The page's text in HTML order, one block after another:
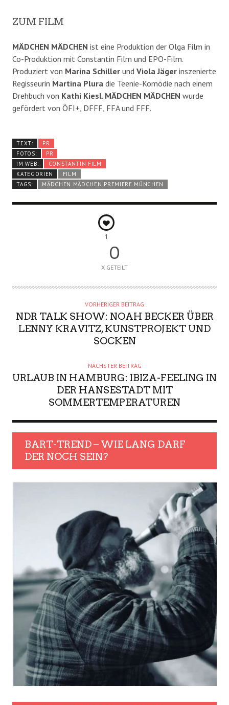
ZUM FILM
MÄDCHEN MÄDCHEN ist eine Produktion der Olga Film in
Co-Produktion mit Constantin Film und EPO-Film.
Produziert von Marina Schiller und Viola Jäger inszenierte
Regisseurin Martina Plura die Teenie-Komödie nach einem
Drehbuch von Kathi Kiesl. MÄDCHEN MÄDCHEN wurde
gefördert von ÖFI+, DFFF, FFA und FFF.
TEXT:
PR
FOTOS:
PR
IM WEB:
CONSTANTIN FILM
KATEGORIEN
FILM
TAGS:
MÄDCHEN MÄDCHEN PREMIERE MÜNCHEN
1
0
X GETEILT
VORHERIGER BEITRAG
NDR TALK SHOW: NOAH BECKER ÜBER
LENNY KRAVITZ, KUNSTPROJEKT UND
SOCKEN
NÄCHSTER BEITRAG
URLAUB IN HAMBURG: IBIZA-FEELING IN
DER HANSESTADT MIT
SOMMERTEMPERATUREN
BART-TREND – WIE LANG DARF
DER NOCH SEIN?